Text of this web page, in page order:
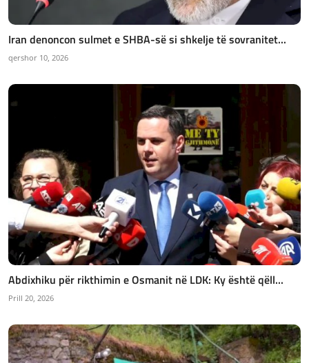
Iran denoncon sulmet e SHBA-së si shkelje të sovranitet...
qershor 10, 2026
Abdixhiku për rikthimin e Osmanit në LDK: Ky është qëll...
Prill 20, 2026